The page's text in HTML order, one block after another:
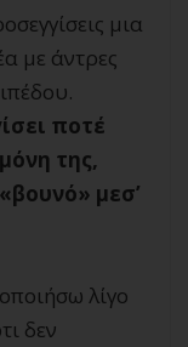
μια
με άντρες
ποτέ
της,
μεσ’
λίγο
δεν